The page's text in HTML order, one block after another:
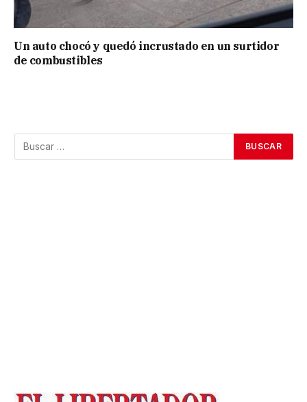
Un auto chocó y quedó incrustado en un surtidor
de combustibles